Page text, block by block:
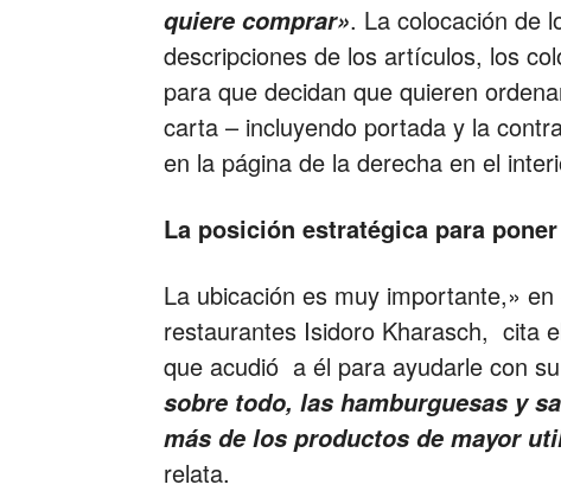
quiere comprar». La colocación de
descripciones de los artículos, los
para que decidan que quieren
carta – incluyendo portada y la
en la página de la derecha en el
La posición estratégica para
La ubicación es muy importante,»
restaurantes Isidoro Kharasch, cita
que acudió a él para ayudarle con
sobre todo, las hamburguesas y
más de los productos de mayor
relata.